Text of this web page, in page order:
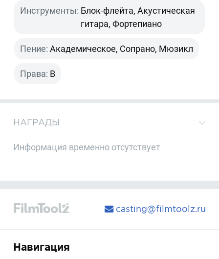
Инструменты: Блок-флейта, Акустическая
гитара, Фортепиано
Пение: Академическое, Сопрано, Мюзикл
Права: B
НАГРАДЫ
Информация временно отсутствует
casting@filmtoolz.ru
Навигация